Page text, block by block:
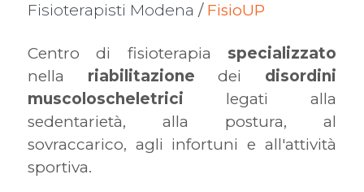
Fisioterapisti Modena / FisioUP
Centro di fisioterapia specializzato
nella riabilitazionedei disordini
muscoloscheletrici legati alla
sedentarietà, alla postura, al
sovraccarico, agli infortuni e all'attività
sportiva.